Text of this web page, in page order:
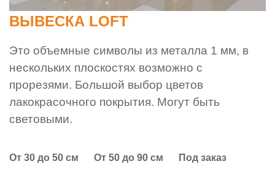
ВЫВЕСКА LOFT
Это объемные символы из металла 1 мм, в
нескольких плоскостях возможно с
прорезями. Большой выбор цветов
лакокрасочного покрытия. Могут быть
световыми.
От 30 до 50 см
От 50 до 90 см
Под заказ